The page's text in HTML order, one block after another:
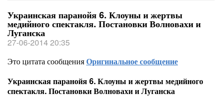
Украинская паранойя 6. Клоуны и жертвы
медийного спектакля. Постановки Волновахи и
Луганска
27-06-2014 20:35
Это цитата сообщенияОригинальное сообщение
Украинская паранойя 6. Клоуны и жертвы медийного
спектакля. Постановки Волновахи и Луганска